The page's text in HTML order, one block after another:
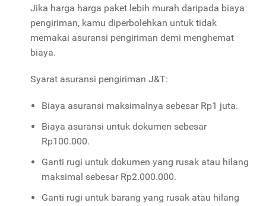
Jika harga harga paket lebih murah daripada biaya
pengiriman, kamu diperbolehkan untuk tidak
memakai asuransi pengiriman demi menghemat
biaya.
Syarat asuransi pengiriman J&T:
Biaya asuransi maksimalnya sebesar Rp1 juta.
Biaya asuransi untuk dokumen sebesar
Rp100.000.
Ganti rugi untuk dokumen yang rusak atau hilang
maksimal sebesar Rp2.000.000.
Ganti rugi untuk barang yang rusak atau hilang